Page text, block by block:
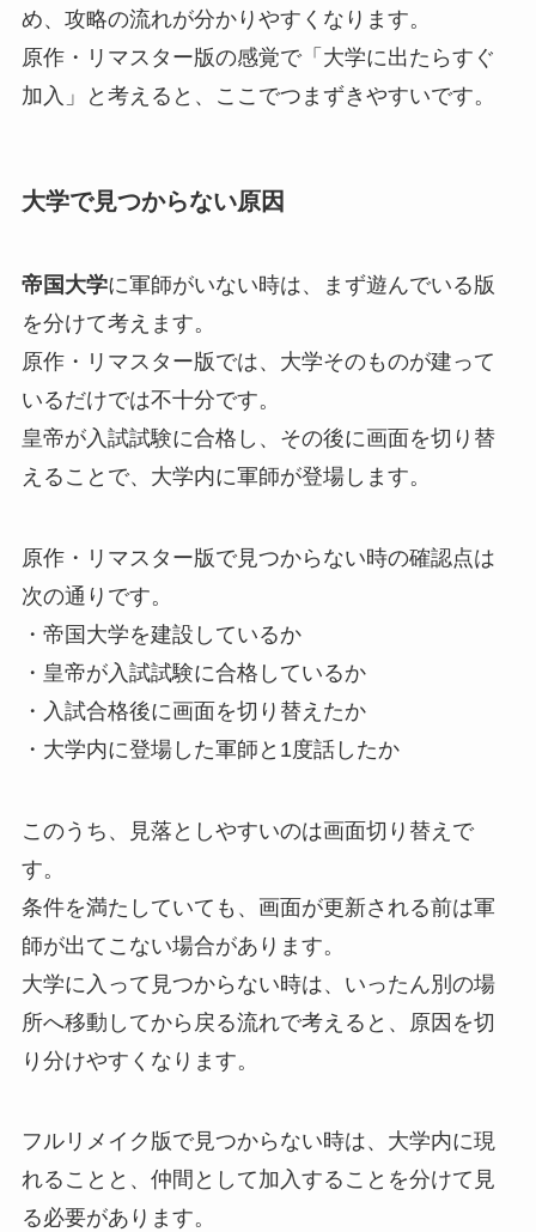
め、攻略の流れが分かりやすくなります。
原作・リマスター版の感覚で「大学に出たらすぐ
加入」と考えると、ここでつまずきやすいです。
大学で見つからない原因
帝国大学に軍師がいない時は、まず遊んでいる版
を分けて考えます。
原作・リマスター版では、大学そのものが建って
いるだけでは不十分です。
皇帝が入試試験に合格し、その後に画面を切り替
えることで、大学内に軍師が登場します。
原作・リマスター版で見つからない時の確認点は
次の通りです。
・帝国大学を建設しているか
・皇帝が入試試験に合格しているか
・入試合格後に画面を切り替えたか
・大学内に登場した軍師と1度話したか
このうち、見落としやすいのは画面切り替えで
す。
条件を満たしていても、画面が更新される前は軍
師が出てこない場合があります。
大学に入って見つからない時は、いったん別の場
所へ移動してから戻る流れで考えると、原因を切
り分けやすくなります。
フルリメイク版で見つからない時は、大学内に現
れることと、仲間として加入することを分けて見
る必要があります。